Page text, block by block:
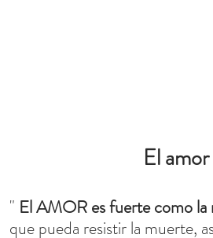
El
" El AMOR es fuerte como la
que pueda resistir la muerte,